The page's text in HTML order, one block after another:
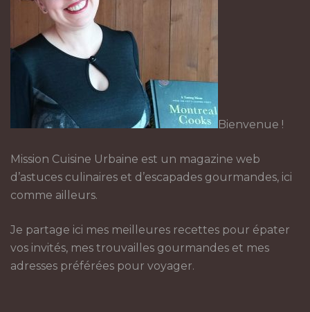
Bienvenue !
Mission Cuisine Urbaine est un magazine web
d’astuces culinaires et d’escapades gourmandes, ici
comme ailleurs.
Je partage ici mes meilleures recettes pour épater
vos invités, mes trouvailles gourmandes et mes
adresses préférées pour voyager.